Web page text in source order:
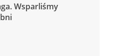
Wsparliśmy